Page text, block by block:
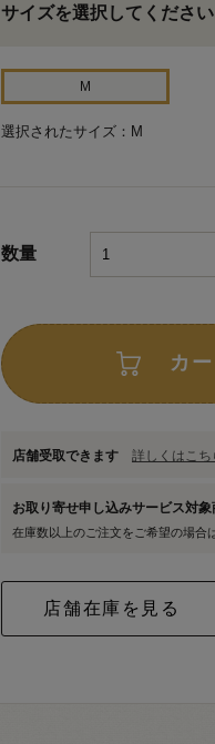
サイズを選択してください
M
選択されたサイズ：M
数量
カ
店舗受取できます 詳しくはこち
お取り寄せ申し込みサービス対
在庫数以上のご注文をご希望の場合